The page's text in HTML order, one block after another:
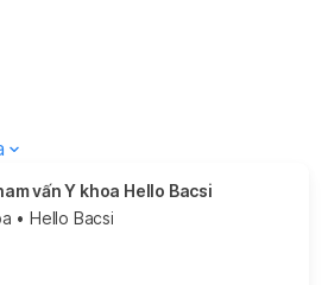
vấn Y khoa Hello Bacsi
• Hello Bacsi